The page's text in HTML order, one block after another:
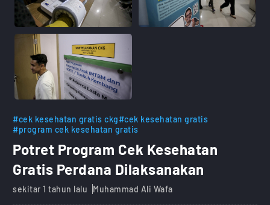
#cek kesehatan gratis ckg#cek kesehatan gratis
#program cek kesehatan gratis
Potret Program Cek Kesehatan
Gratis Perdana Dilaksanakan
sekitar 1 tahun lalu Muhammad Ali Wafa